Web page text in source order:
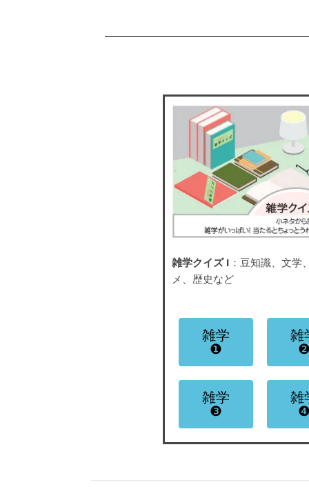
雑学クイズ I ：豆知識、文学
メ、歴史など
雑学
❶
雑
❷
雑学
❸
雑
❹